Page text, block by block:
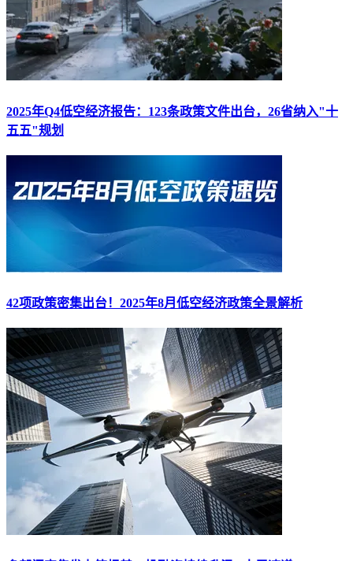
2025年Q4低空经济报告：123条政策文件出台，26省纳入"十
五五"规划
42项政策密集出台！2025年8月低空经济政策全景解析